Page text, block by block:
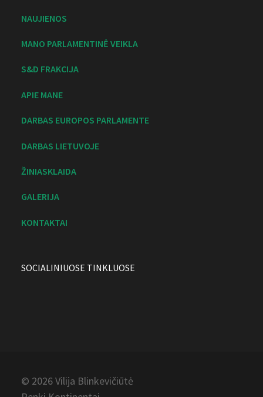
NAUJIENOS
MANO PARLAMENTINĖ VEIKLA
S&D FRAKCIJA
APIE MANE
DARBAS EUROPOS PARLAMENTE
DARBAS LIETUVOJE
ŽINIASKLAIDA
GALERIJA
KONTAKTAI
SOCIALINIUOSE TINKLUOSE
© 2026 Vilija Blinkevičiūtė